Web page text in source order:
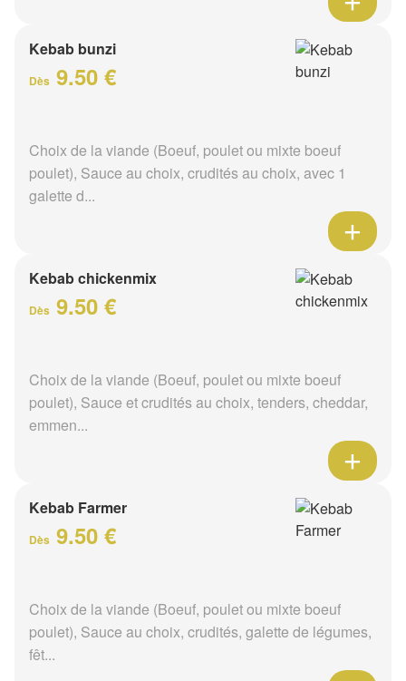
Kebab bunzi
Dès 9.50 €
Choix de la viande (Boeuf, poulet ou mixte boeuf
poulet), Sauce au choix, crudités au choix, avec 1
galette d...
Kebab chickenmix
Dès 9.50 €
Choix de la viande (Boeuf, poulet ou mixte boeuf
poulet), Sauce et crudités au choix, tenders, cheddar,
emmen...
Kebab Farmer
Dès 9.50 €
Choix de la viande (Boeuf, poulet ou mixte boeuf
poulet), Sauce au choix, crudités, galette de légumes,
fêt...